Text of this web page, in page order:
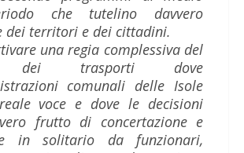
che tutelino davvero
dei territori e dei cittadini.
una regia complessiva del
dei trasporti dove
comunali delle Isole
voce e dove le decisioni
frutto di concertazione e
in solitario da funzionari,